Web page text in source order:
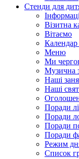
Стенди для
Візитна
Вітаємо
Меню
Ми
Музична
Наші
Наші
Поради
Поради
Поради
Поради
Режим
Список